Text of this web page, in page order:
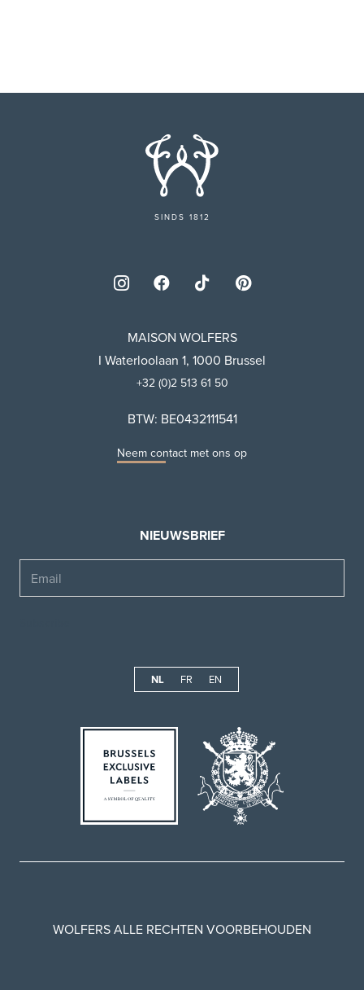
SINDS 1812
MAISON WOLFERS
I Waterloolaan 1, 1000 Brussel
+32 (0)2 513 61 50
BTW: BE0432111541
Neem contact met ons op
NIEUWSBRIEF
NL FR EN
WOLFERS ALLE RECHTEN VOORBEHOUDEN